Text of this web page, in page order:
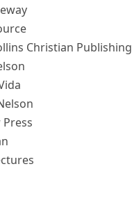
Christian Publishing